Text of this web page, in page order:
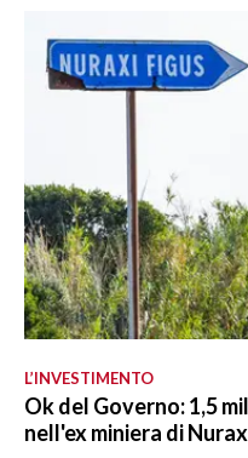
L’INVESTIMENTO
Ok del Governo: 1,5
nell'ex miniera di